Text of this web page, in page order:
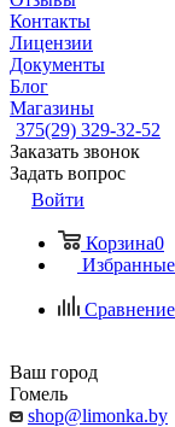
Контакты
Лицензии
Документы
Блог
Магазины
375(29) 329-32-52
Заказать звонок
Задать вопрос
Войти
Корзина0
Ваш город
Гомель
shop@limonka.by